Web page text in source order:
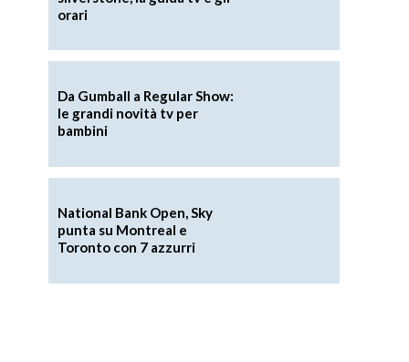
orari
Da Gumball a Regular Show:
le grandi novità tv per
bambini
National Bank Open, Sky
punta su Montreal e
Toronto con 7 azzurri